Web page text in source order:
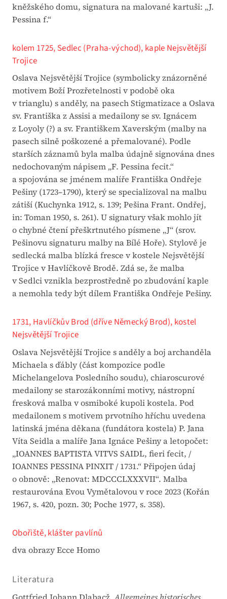
kněžského domu, signatura na malované kartuši: „J.
Pessina f.“
kolem 1725, Sedlec (Praha-východ), kaple Nejsvětější
Trojice
Oslava Nejsvětější Trojice (symbolicky znázorněné
motivem Boží Prozřetelnosti v podobě oka
v trianglu) s anděly, na pasech Stigmatizace a Oslava
sv. Františka z Assisi a medailony se sv. Ignácem
z Loyoly (?) a sv. Františkem Xaverským (malby na
pasech silně poškozené a přemalované). Podle
starších záznamů byla malba údajně signována dnes
nedochovaným nápisem „F. Pessina fecit.“
a spojována se jménem malíře Františka Ondřeje
Pešiny (1723–1790), který se specializoval na malbu
zátiší (Kuchynka 1912, s. 139; Pešina Frant. Ondřej,
in: Toman 1950, s. 261). U signatury však mohlo jít
o chybné čtení přeškrtnutého písmene „J“ (srov.
Pešinovu signaturu malby na Bílé Hoře). Stylově je
sedlecká malba blízká fresce v kostele Nejsvětější
Trojice v Havlíčkově Brodě. Zdá se, že malba
v Sedlci vznikla bezprostředně po zbudování kaple
a nemohla tedy být dílem Františka Ondřeje Pešiny.
1731, Havlíčkův Brod (dříve Německý Brod), kostel
Nejsvětější Trojice
Oslava Nejsvětější Trojice s anděly a boj archanděla
Michaela s ďábly (část kompozice podle
Michelangelova Posledního soudu), chiaroscurové
medailony se starozákonními motivy, nástropní
fresková malba v osmiboké kupoli kostela. Pod
medailonem s motivem prvotního hříchu uvedena
latinská jména děkana (fundátora kostela) P. Jana
Víta Seidla a malíře Jana Ignáce Pešiny a letopočet:
„IOANNES BAPTISTA VITVS SAIDL, fieri fecit, /
IOANNES PESSINA PINXIT / 1731.“ Připojen údaj
o obnově: „Renovat: MDCCCLXXXVII“. Malba
restaurována Evou Vymětalovou v roce 2023 (Kořán
1967, s. 420, pozn. 30; Poche 1977, s. 358).
Obořiště, klášter pavlínů
dva obrazy Ecce Homo
Literatura